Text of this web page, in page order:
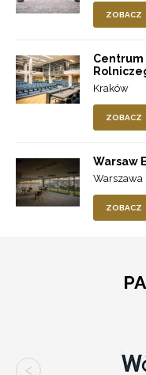
ZOBACZ
Kraków
ZOBACZ
Warsaw
Warszawa
ZOBACZ